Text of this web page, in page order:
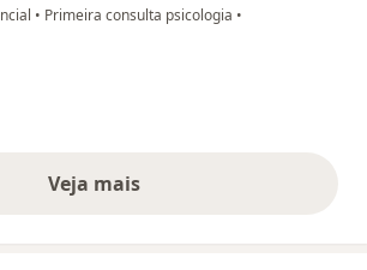
• Primeira consulta psicologia •
Elton Dias
Veja maisopiniões acima